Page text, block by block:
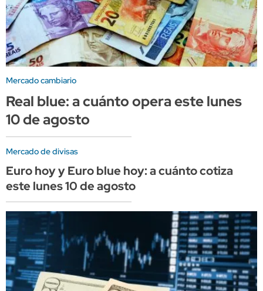
Mercado cambiario
Real blue: a cuánto opera este lunes
10 de agosto
Mercado de divisas
Euro hoy y Euro blue hoy: a cuánto cotiza
este lunes 10 de agosto